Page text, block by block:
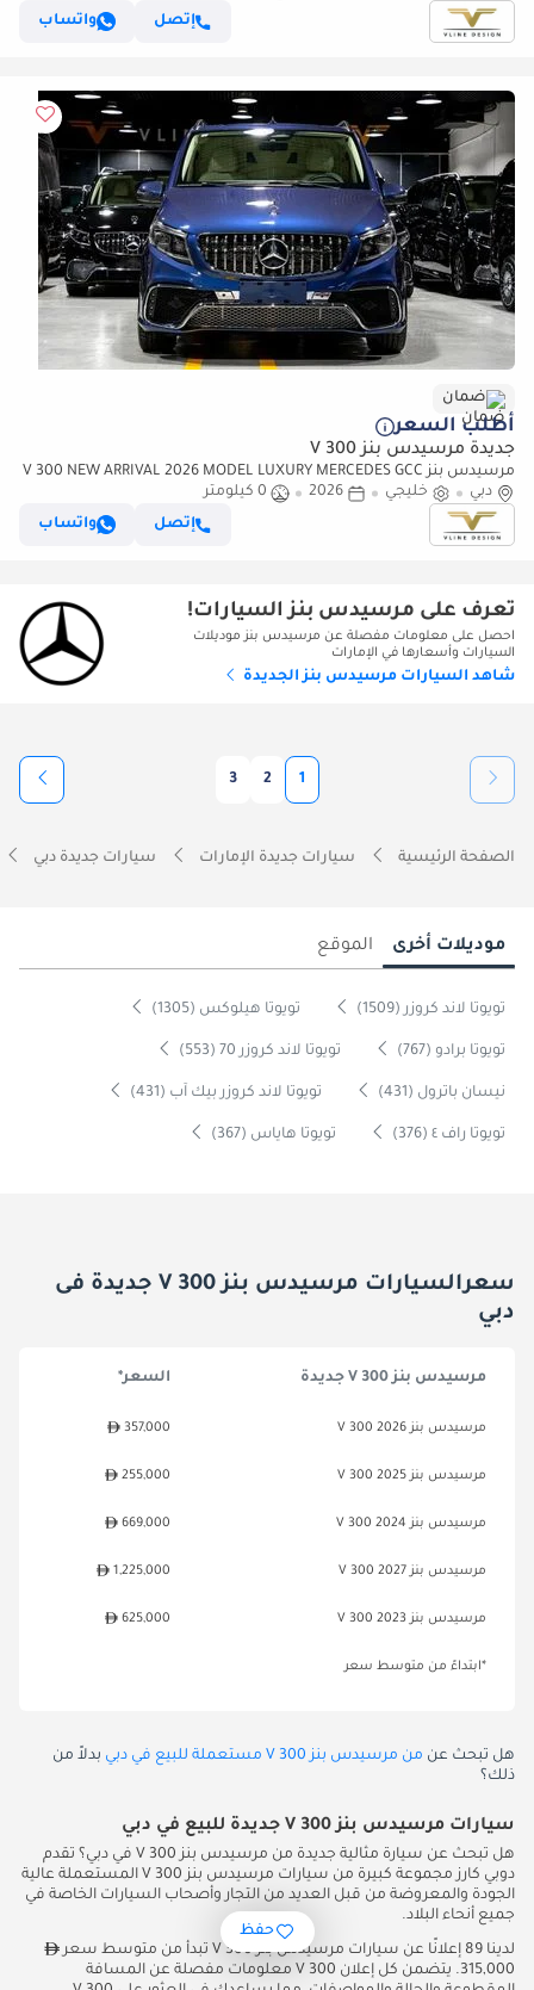
VLINE
إتصل
واتساب
ضمان
أطلب السعر
جديدة مرسيدس بنز V 300
مرسيدس بنز V 300 NEW ARRIVAL 2026 MODEL LUXURY MERCEDES GCC
V300 with ADDITIONAL REAR AC-2 YEARS WARRANTY BY VLINE
دبي خليجي 2026
0 كيلومتر
إتصل
واتساب
تعرف على مرسيدس بنز السيارات!
احصل على معلومات مفصلة عن مرسيدس بنز موديلات
السيارات وأسعارها في الإمارات
شاهد السيارات مرسيدس بنز الجديدة
1
2
3
الصفحة الرئيسية سيارات جديدة الإمارات سيارات جديدة دبي
موديلات أخرى الموقع
تويوتا لاند كروزر (1509) تويوتا هيلوكس (1305)
تويوتا برادو (767) تويوتا لاند كروزر 70 (553)
نيسان باترول (431) تويوتا لاند كروزر بيك آب (431)
تويوتا راف ٤ (376) تويوتا هاياس (367)
سعرالسيارات مرسيدس بنز V 300 جديدة فى
دبي
مرسيدس بنز V 300 جديدة السعر*
مرسيدس بنز V 300 2026 357,000
مرسيدس بنز V 300 2025 255,000
مرسيدس بنز V 300 2024 669,000
مرسيدس بنز V 300 2027 1,225,000
مرسيدس بنز V 300 2023 625,000
*ابتداءً من متوسط سعر
هل تبحث عن من مرسيدس بنز V 300 مستعملة للبيع في دبي
بدلاً من
ذلك؟
سيارات مرسيدس بنز V 300 جديدة للبيع في دبي
هل تبحث عن سيارة مثالية جديدة من مرسيدس بنز V 300 في دبي؟ تقدم
دوبي كارز مجموعة كبيرة من سيارات مرسيدس بنز V 300 المستعملة عالية
الجودة والمعروضة من قبل العديد من التجار وأصحاب السيارات الخاصة في
جميع أنحاء البلاد.
لدينا 89 إعلانًا عن سيارات مرسيدس بنز V 300 تبدأ من متوسط سعر
315,000. يتضمن كل إعلان V 300 معلومات مفصلة عن المسافة
حفظ